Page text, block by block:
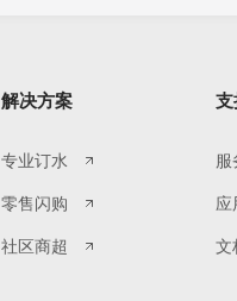
解决方案
专业订水
零售闪购
社区商超
服
应
文